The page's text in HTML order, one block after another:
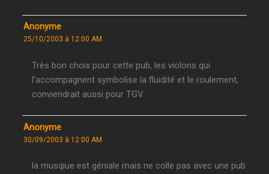
Anonyme
25/10/2003 à 12:00 AM
Très bon choix pour cette pub, les violons qui
l’accompagnent symbolise la fluidité et le roulement,
conviendrait aussi pour TGV.
Anonyme
30/09/2003 à 12:00 AM
la musqiue est géniale mais ne colle pas avec une pub